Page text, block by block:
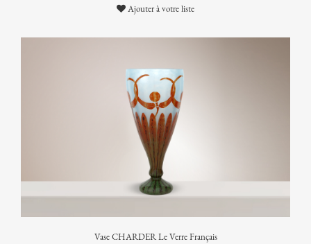
Ajouter à votre liste
Vase CHARDER Le Verre Français